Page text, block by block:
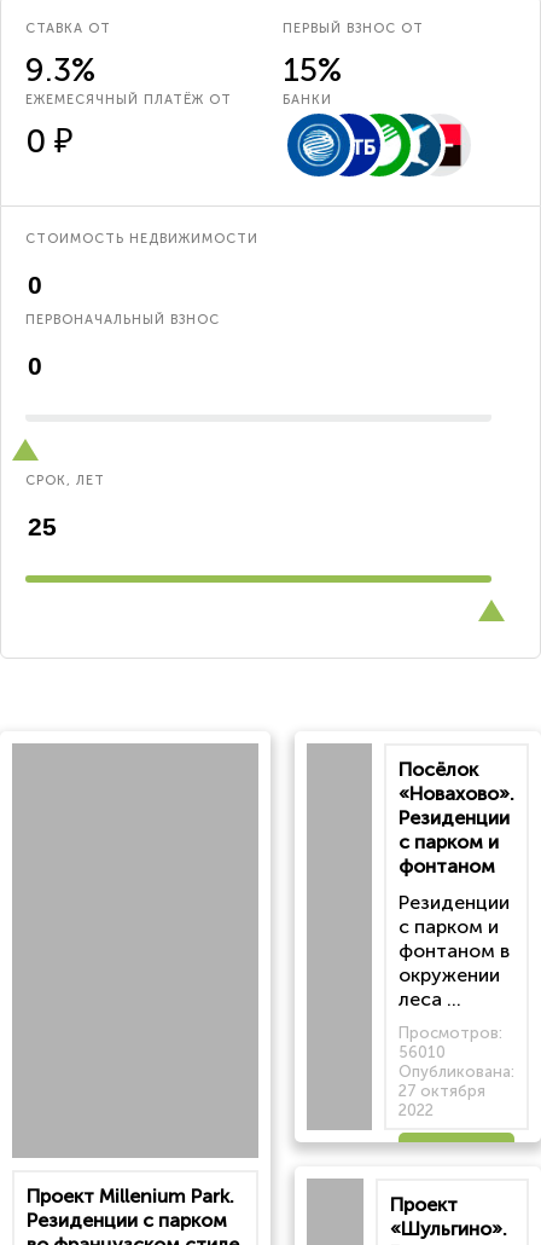
СТАВКА ОТ
9.3%
ПЕРВЫЙ ВЗНОС ОТ
15%
ЕЖЕМЕСЯЧНЫЙ ПЛАТЁЖ ОТ
0 ₽
БАНКИ
СТОИМОСТЬ НЕДВИЖИМОСТИ
ПЕРВОНАЧАЛЬНЫЙ ВЗНОС
СРОК, ЛЕТ
Проект Millenium Park.
Резиденции с парком
Посёлок
«Новахово».
Резиденции
с парком и
фонтаном
Резиденции
с парком и
фонтаном в
окружении
леса ...
Просмотров:
56010
Опубликована:
27 октября
2022
статью
Проект
«Шульгино».